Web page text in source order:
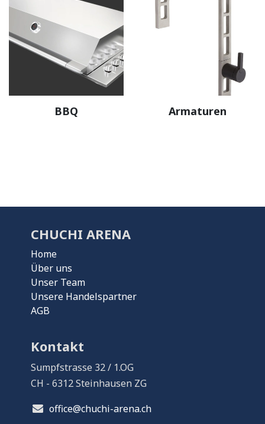
BBQ Armaturen
CHUCHI ARENA
Home
Über uns
Unser Team
Unsere Handelspartner
AGB
Kontakt
Sumpfstrasse 32 / 1.OG
CH - 6312 Steinhausen ZG
office@chuchi-arena.ch